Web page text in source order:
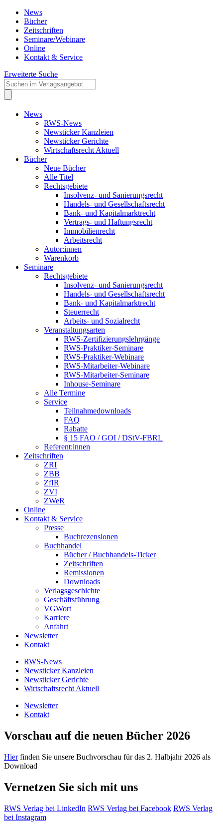
News
Bücher
Zeitschriften
Seminare/Webinare
Online
Kontakt & Service
Erweiterte Suche
News
RWS-News
Newsticker Kanzleien
Newsticker Gerichte
Wirtschaftsrecht Aktuell
Bücher
Neue Bücher
Alle Titel
Rechtsgebiete
Insolvenz- und Sanierungsrecht
Handels- und Gesellschaftsrecht
Bank- und Kapitalmarktrecht
Vertrags- und Haftungsrecht
Immobilienrecht
Arbeitsrecht
Autor:innen
Warenkorb
Seminare
Rechtsgebiete
Insolvenz- und Sanierungsrecht
Handels- und Gesellschaftsrecht
Bank- und Kapitalmarktrecht
Steuerrecht
Arbeits- und Sozialrecht
Veranstaltungsarten
RWS-Zertifizierungslehrgänge
RWS-Praktiker-Seminare
RWS-Praktiker-Webinare
RWS-Mitarbeiter-Webinare
RWS-Mitarbeiter-Seminare
Inhouse-Seminare
Alle Termine
Service
Teilnahmedownloads
FAQ
Rabatte
§ 15 FAO / GOI / DStV-FBRL
Referent:innen
Zeitschriften
ZRI
ZBB
ZfIR
ZVI
ZWeR
Online
Kontakt & Service
Presse
Buchrezensionen
Buchhandel
Bücher / Buchhandels-Ticker
Zeitschriften
Remissionen
Downloads
Verlagsgeschichte
Geschäftsführung
VGWort
Karriere
Anfahrt
Newsletter
Kontakt
RWS-News
Newsticker Kanzleien
Newsticker Gerichte
Wirtschaftsrecht Aktuell
Newsletter
Kontakt
Vorschau auf die neuen Bücher 2026
Hierfinden Sie unsere Buchvorschau für das 2. Halbjahr 2026 als
Download
Vernetzen Sie sich mit uns
RWS Verlag bei LinkedIn RWS Verlag bei Facebook RWS Verlag
bei Instagram